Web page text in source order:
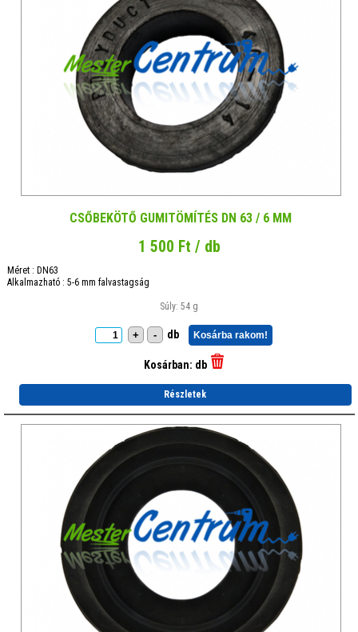
CSŐBEKÖTŐ GUMITÖMÍTÉS DN 63 / 6 MM
1 500 Ft / db
Méret : DN63
Alkalmazható : 5-6 mm falvastagság
Súly: 54 g
+ - db Kosárba rakom!
Kosárban: db
Részletek